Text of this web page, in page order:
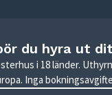
du hyra ut
i 18 länder.
Inga